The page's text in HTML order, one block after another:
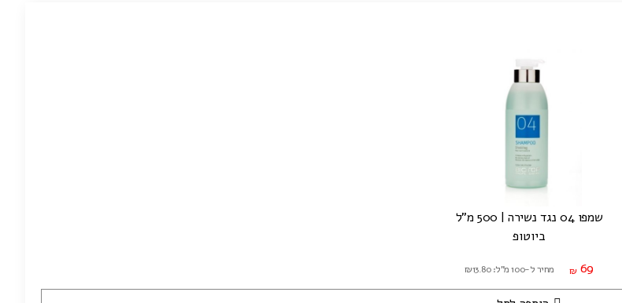
שמפו 04 נגד נשירה | 500 מ"ל
ביוטופ
₪ 69 מחיר ל-100 מ"ל: ₪13.80